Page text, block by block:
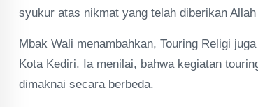
syukur atas nikmat yang telah diberikan Allah
Mbak Wali menambahkan, Touring Religi
Kota Kediri. Ia menilai, bahwa kegiatan
dimaknai secara berbeda.